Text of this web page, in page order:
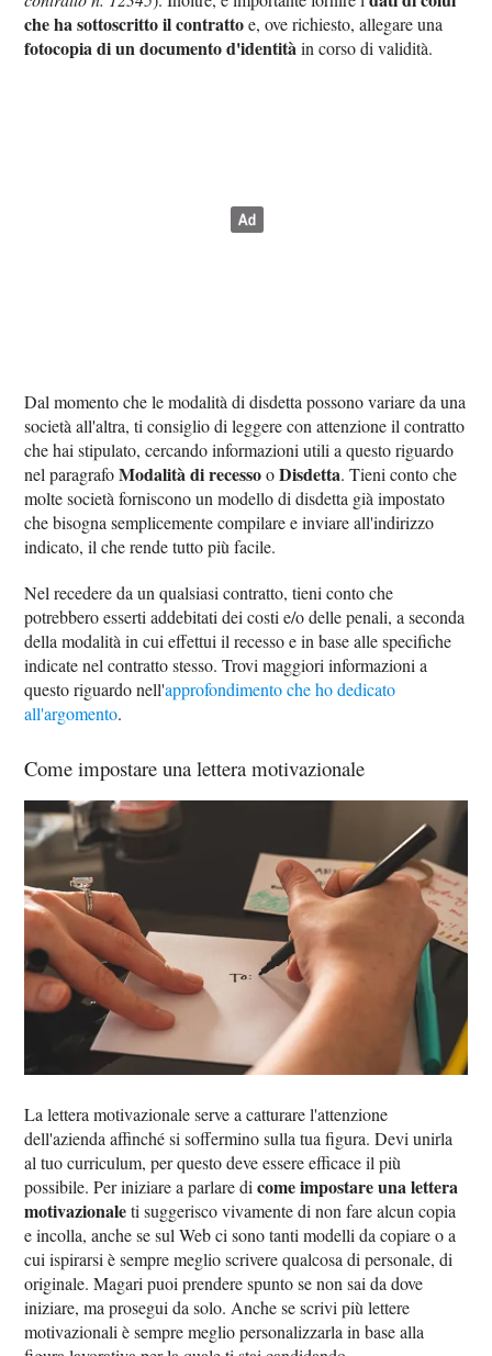
che ha sottoscritto il contrattoe, ove richiesto, allegare una
fotocopia di un documento d'identitàin corso di validità.
Dal momento che le modalità di disdetta possono variare da una
società all'altra, ti consiglio di leggere con attenzione il contratto
che hai stipulato, cercando informazioni utili a questo riguardo
nel paragrafoModalità di recessooDisdetta. Tieni conto che
molte società forniscono un modello di disdetta già impostato
che bisogna semplicemente compilare e inviare all'indirizzo
indicato, il che rende tutto più facile.
Nel recedere da un qualsiasi contratto, tieni conto che
potrebbero esserti addebitati dei costi e/o delle penali, a seconda
della modalità in cui effettui il recesso e in base alle specifiche
indicate nel contratto stesso. Trovi maggiori informazioni a
questo riguardo nell'approfondimento che ho dedicato
all'argomento.
Come impostare una lettera motivazionale
La lettera motivazionale serve a catturare l'attenzione
dell'azienda affinché si soffermino sulla tua figura. Devi unirla
al tuo curriculum, per questo deve essere efficace il più
possibile. Per iniziare a parlare dicome impostare una lettera
motivazionaleti suggerisco vivamente di non fare alcun copia
e incolla, anche se sul Web ci sono tanti modelli da copiare o a
cui ispirarsi è sempre meglio scrivere qualcosa di personale, di
originale. Magari puoi prendere spunto se non sai da dove
iniziare, ma prosegui da solo. Anche se scrivi più lettere
motivazionali è sempre meglio personalizzarla in base alla